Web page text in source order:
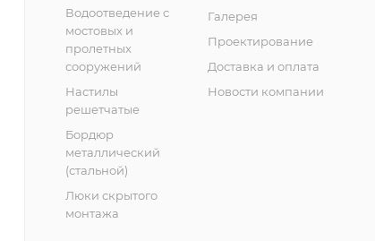
Водоотведение с
мостовых и
пролетных
сооружений
Настилы
решетчатые
Бордюр
металлический
(стальной)
Люки скрытого
монтажа
Галерея
Проектирование
Доставка и оплата
Новости компании